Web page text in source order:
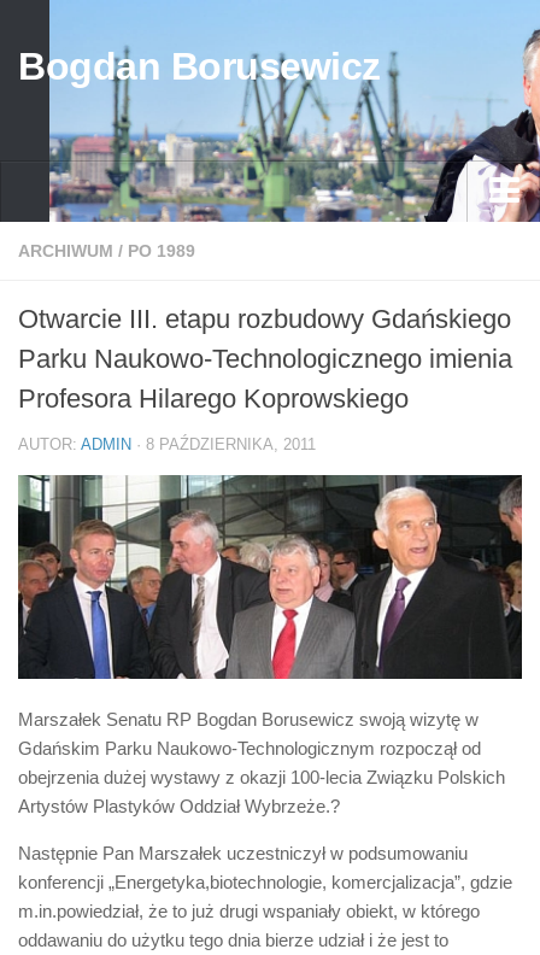
Bogdan Borusewicz
Aktualności
przed 1989
po 1989
Media
Życiorys
Biuro Senatorskie
Polecane
Senat
Platforma Obywatelska
Fundacja Jacka Kaczmarskiego
Fundacja Batorego
ARCHIWUM / PO 1989
Otwarcie III. etapu rozbudowy Gdańskiego
Parku Naukowo-Technologicznego imienia
Profesora Hilarego Koprowskiego
AUTOR: ADMIN · 8 PAŹDZIERNIKA, 2011
Marszałek Senatu RP Bogdan Borusewicz swoją wizytę w
Gdańskim Parku Naukowo-Technologicznym rozpoczął od
obejrzenia dużej wystawy z okazji 100-lecia Związku Polskich
Artystów Plastyków Oddział Wybrzeże.?
Następnie Pan Marszałek uczestniczył w podsumowaniu
konferencji „Energetyka,biotechnologie, komercjalizacja”, gdzie
m.in.powiedział, że to już drugi wspaniały obiekt, w którego
oddawaniu do użytku tego dnia bierze udział i że jest to